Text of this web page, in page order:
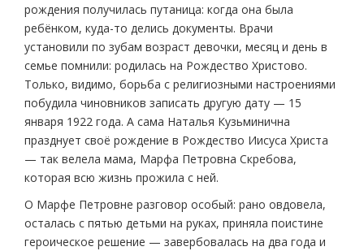
рождения получилась путаница: когда она была
ребёнком, куда-то делись документы. Врачи
установили по зубам возраст девочки, месяц и день в
семье помнили: родилась на Рождество Христово.
Только, видимо, борьба с религиозными настроениями
побудила чиновников записать другую дату — 15
января 1922 года. А сама Наталья Кузьминична
празднует своё рождение в Рождество Иисуса Христа
— так велела мама, Марфа Петровна Скребова,
которая всю жизнь прожила с ней.
О Марфе Петровне разговор особый: рано овдовела,
осталась с пятью детьми на руках, приняла поистине
героическое решение — завербовалась на два года и